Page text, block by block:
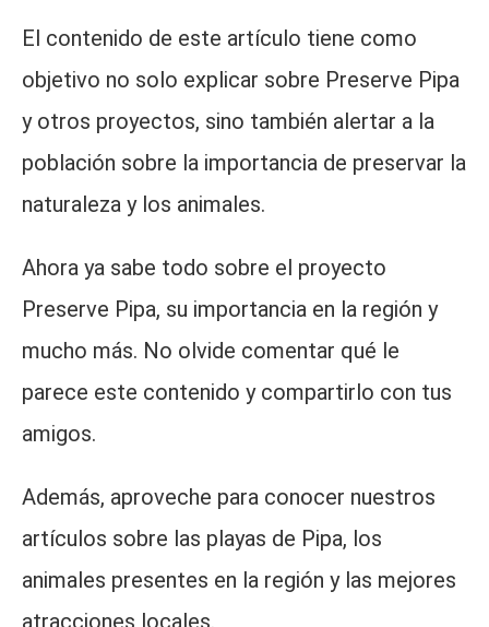
El contenido de este artículo tiene como
objetivo no solo explicar sobre Preserve Pipa
y otros proyectos, sino también alertar a la
población sobre la importancia de preservar la
naturaleza y los animales.
Ahora ya sabe todo sobre el proyecto
Preserve Pipa, su importancia en la región y
mucho más. No olvide comentar qué le
parece este contenido y compartirlo con tus
amigos.
Además, aproveche para conocer nuestros
artículos sobre las playas de Pipa, los
animales presentes en la región y las mejores
atracciones locales.